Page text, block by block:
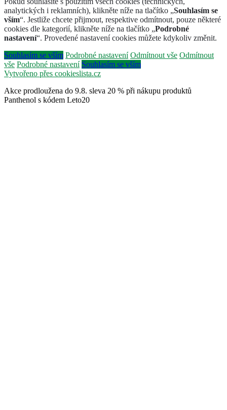
analytických i reklamních), klikněte níže na tlačítko „Souhlasím se
vším“. Jestliže chcete přijmout, respektive odmítnout, pouze některé
cookies dle kategorií, klikněte níže na tlačítko „Podrobné
nastavení“. Provedené nastavení cookies můžete kdykoliv změnit.
Souhlasím se vším Podrobné nastavení Odmítnout vše Odmítnout
vše Podrobné nastavení Souhlasím se vším
Vytvořeno přes cookieslista.cz
Akce prodloužena do 9.8. sleva 20 % při nákupu produktů
Panthenol s kódem Leto20